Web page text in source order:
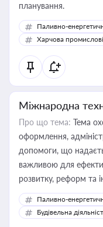
планування.
Паливно-
Харчова
Міжнародна
Про що тема: Тема
оформлення,
допомоги, що
важливою для
розвитку, реформ та
Паливно-
Будівельна